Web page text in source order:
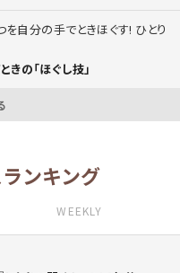
自分の手でときほぐす! ひとり
の「ほぐし技」
ンキング
WEEKLY